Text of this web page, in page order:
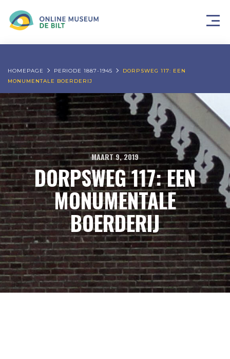
HOMEPAGE PERIODE 1887-1945
DORPSWEG 117: EEN
MONUMENTALE BOERDERIJ
MAART 9, 2019
DORPSWEG 117: EEN
MONUMENTALE
BOERDERIJ